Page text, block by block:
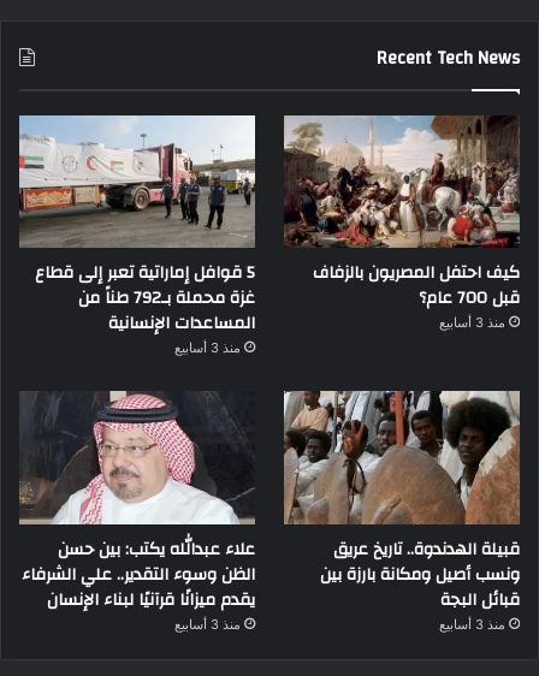
Recent Tech News
كيف احتفل المصريون بالزفاف
قبل 700 عام؟
منذ 3 أسابيع
5 قوافل إماراتية تعبر إلى قطاع
غزة محملة بـ792 طناً من
المساعدات الإنسانية
منذ 3 أسابيع
قبيلة الهدندوة.. تاريخ عريق
ونسب أصيل ومكانة بارزة بين
قبائل البجة
منذ 3 أسابيع
علاء عبدالله يكتب: بين حسن
الظن وسوء التقدير.. علي الشرفاء
يقدم ميزانًا قرآنيًا لبناء الإنسان
منذ 3 أسابيع